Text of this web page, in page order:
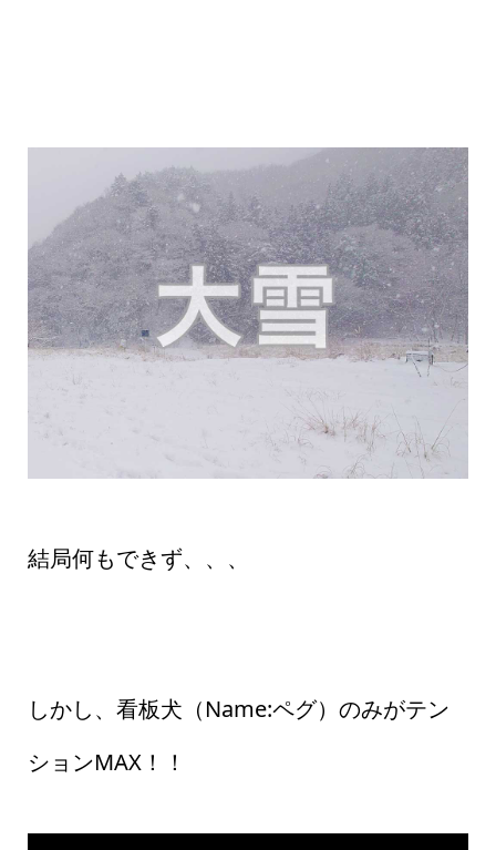
結局何もできず、、、
しかし、看板犬（Name:ペグ）のみがテン
ションMAX！！